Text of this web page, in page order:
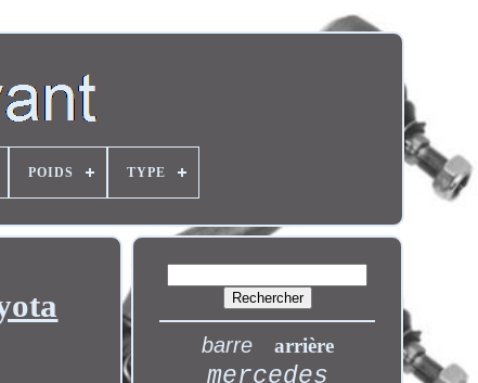
POIDS TYPE
barre arrière
mercedes